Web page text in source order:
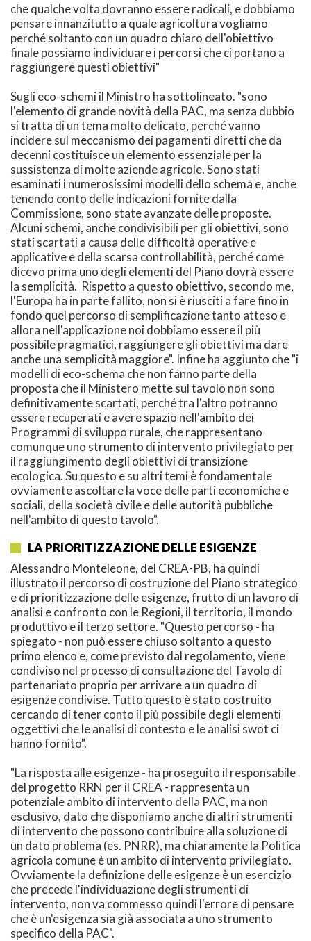
che qualche volta dovranno essere radicali, e dobbiamo
pensare innanzitutto a quale agricoltura vogliamo
perché soltanto con un quadro chiaro dell'obiettivo
finale possiamo individuare i percorsi che ci portano a
raggiungere questi obiettivi"
Sugli eco-schemi il Ministro ha sottolineato. "sono
l'elemento di grande novità della PAC, ma senza dubbio
si tratta di un tema molto delicato, perché vanno
incidere sul meccanismo dei pagamenti diretti che da
decenni costituisce un elemento essenziale per la
sussistenza di molte aziende agricole. Sono stati
esaminati i numerosissimi modelli dello schema e, anche
tenendo conto delle indicazioni fornite dalla
Commissione, sono state avanzate delle proposte.
Alcuni schemi, anche condivisibili per gli obiettivi, sono
stati scartati a causa delle difficoltà operative e
applicative e della scarsa controllabilità, perché come
dicevo prima uno degli elementi del Piano dovrà essere
la semplicità. Rispetto a questo obiettivo, secondo me,
l'Europa ha in parte fallito, non si è riusciti a fare fino in
fondo quel percorso di semplificazione tanto atteso e
allora nell'applicazione noi dobbiamo essere il più
possibile pragmatici, raggiungere gli obiettivi ma dare
anche una semplicità maggiore". Infine ha aggiunto che "i
modelli di eco-schema che non fanno parte della
proposta che il Ministero mette sul tavolo non sono
definitivamente scartati, perché tra l'altro potranno
essere recuperati e avere spazio nell'ambito dei
Programmi di sviluppo rurale, che rappresentano
comunque uno strumento di intervento privilegiato per
il raggiungimento degli obiettivi di transizione
ecologica. Su questo e su altri temi è fondamentale
ovviamente ascoltare la voce delle parti economiche e
sociali, della società civile e delle autorità pubbliche
nell'ambito di questo tavolo".
LA PRIORITIZZAZIONE DELLE ESIGENZE
Alessandro Monteleone, del CREA-PB, ha quindi
illustrato il percorso di costruzione del Piano strategico
e di prioritizzazione delle esigenze, frutto di un lavoro di
analisi e confronto con le Regioni, il territorio, il mondo
produttivo e il terzo settore. "Questo percorso - ha
spiegato - non può essere chiuso soltanto a questo
primo elenco e, come previsto dal regolamento, viene
condiviso nel processo di consultazione del Tavolo di
partenariato proprio per arrivare a un quadro di
esigenze condivise. Tutto questo è stato costruito
cercando di tener conto il più possibile degli elementi
oggettivi che le analisi di contesto e le analisi swot ci
hanno fornito".
"La risposta alle esigenze - ha proseguito il responsabile
del progetto RRN per il CREA - rappresenta un
potenziale ambito di intervento della PAC, ma non
esclusivo, dato che disponiamo anche di altri strumenti
di intervento che possono contribuire alla soluzione di
un dato problema (es. PNRR), ma chiaramente la Politica
agricola comune è un ambito di intervento privilegiato.
Ovviamente la definizione delle esigenze è un esercizio
che precede l'individuazione degli strumenti di
intervento, non va commesso quindi l'errore di pensare
che è un'esigenza sia già associata a uno strumento
specifico della PAC".